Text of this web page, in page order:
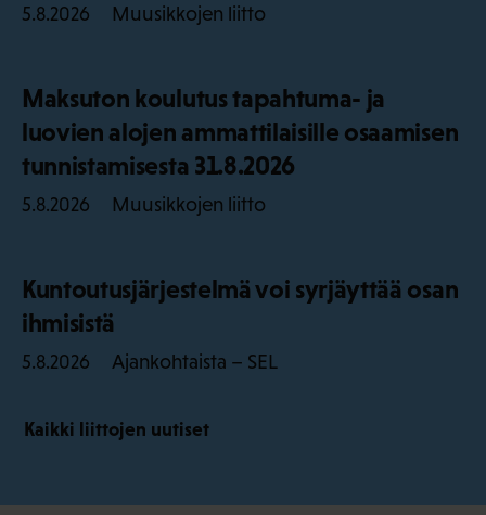
5.8.2026 Muusikkojen liitto
Maksuton koulutus tapahtuma- ja
luovien alojen ammattilaisille osaamisen
tunnistamisesta 31.8.2026
5.8.2026 Muusikkojen liitto
Kuntoutusjärjestelmä voi syrjäyttää osan
ihmisistä
5.8.2026 Ajankohtaista – SEL
Kaikki liittojen uutiset